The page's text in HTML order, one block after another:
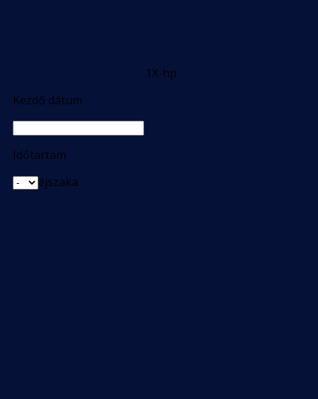
1X-hp
Kezdő dátum
Időtartam
éjszaka